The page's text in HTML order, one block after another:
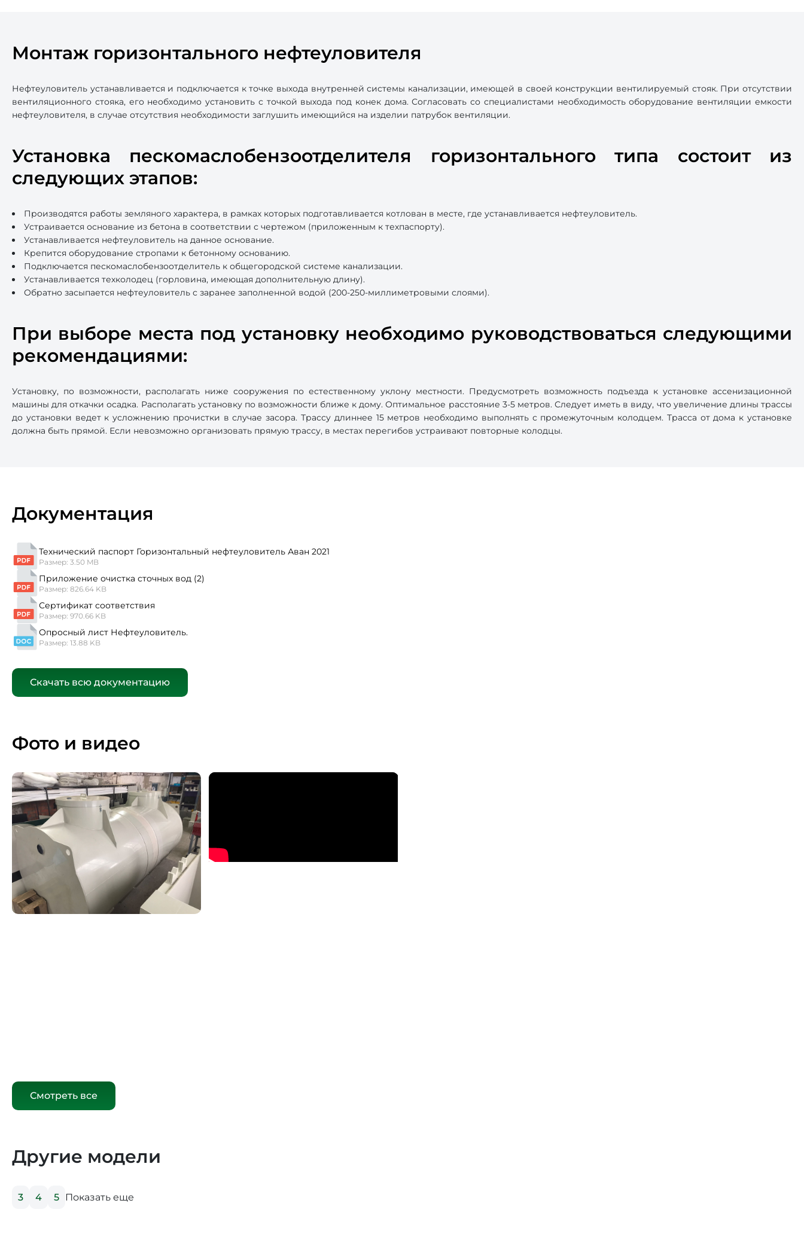
Монтаж горизонтального нефтеуловителя
Нефтеуловитель устанавливается и подключается к точке выхода внутренней системы канализации, имеющей в своей конструкции вентилируемый стояк. При отсутствии
вентиляционного стояка, его необходимо установить с точкой выхода под конек дома. Согласовать со специалистами необходимость оборудование вентиляции емкости
нефтеуловителя, в случае отсутствия необходимости заглушить имеющийся на изделии патрубок вентиляции.
Установка пескомаслобензоотделителя горизонтального типа состоит из
следующих этапов:
Производятся работы земляного характера, в рамках которых подготавливается котлован в месте, где устанавливается нефтеуловитель.
Устраивается основание из бетона в соответствии с чертежом (приложенным к техпаспорту).
Устанавливается нефтеуловитель на данное основание.
Крепится оборудование стропами к бетонному основанию.
Подключается пескомаслобензоотделитель к общегородской системе канализации.
Устанавливается техколодец (горловина, имеющая дополнительную длину).
Обратно засыпается нефтеуловитель с заранее заполненной водой (200-250-миллиметровыми слоями).
При выборе места под установку необходимо руководствоваться следующими
рекомендациями:
Установку, по возможности, располагать ниже сооружения по естественному уклону местности. Предусмотреть возможность подъезда к установке ассенизационной
машины для откачки осадка. Располагать установку по возможности ближе к дому. Оптимальное расстояние 3-5 метров. Следует иметь в виду, что увеличение длины трассы
до установки ведет к усложнению прочистки в случае засора. Трассу длиннее 15 метров необходимо выполнять с промежуточным колодцем. Трасса от дома к установке
должна быть прямой. Если невозможно организовать прямую трассу, в местах перегибов устраивают повторные колодцы.
Документация
Технический паспорт Горизонтальный нефтеуловитель Аван 2021
Размер: 3.50 MB
Приложение очистка сточных вод (2)
Размер: 826.64 KB
Сертификат соответствия
Размер: 970.66 KB
Опросный лист Нефтеуловитель.
Размер: 13.88 KB
Скачать всю документацию
Фото и видео
Смотреть все
Другие модели
3 4 5 Показать еще